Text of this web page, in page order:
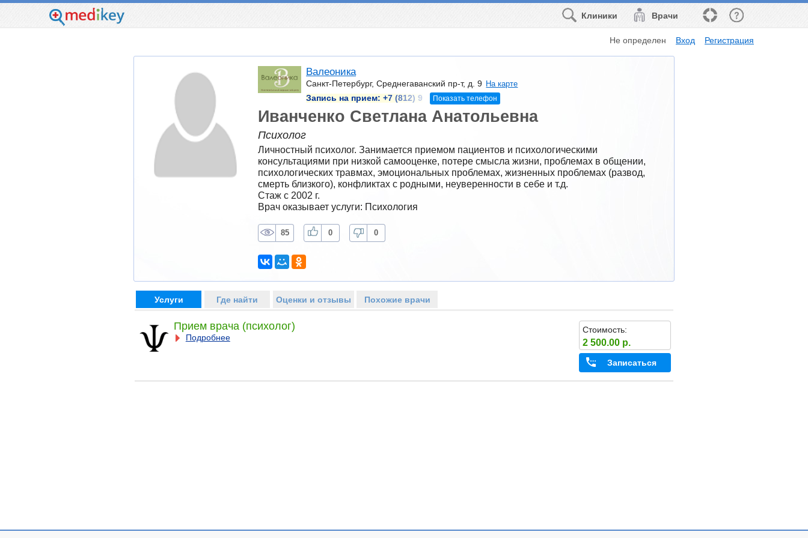
Врачи
Клиники
Не определен Вход Регистрация
Валеоника
Санкт-Петербург, Среднегаванский пр-т, д. 9 На карте
Запись на прием: +7 (812) 9 Показать телефон
Иванченко Светлана Анатольевна
Психолог
Личностный психолог. Занимается приемом пациентов и психологическими
консультациями при низкой самооценке, потере смысла жизни, проблемах в общении,
психологических травмах, эмоциональных проблемах, жизненных проблемах (развод,
смерть близкого), конфликтах с родными, неуверенности в себе и т.д.
Стаж с 2002 г.
Врач оказывает услуги: Психология
85 0 0
Услуги Где найти Оценки и отзывы Похожие врачи
Прием врача (психолог)
Подробнее
Стоимость:
2 500.00 р.
Записаться